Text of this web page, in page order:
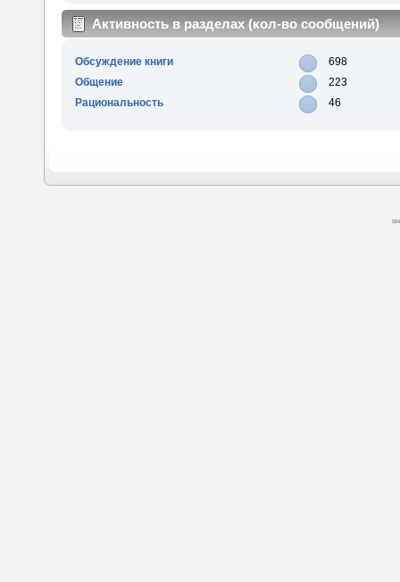
Активность в разделах (кол-во сообщений)
Обсуждение книги
698
Общение
223
Рациональность
46